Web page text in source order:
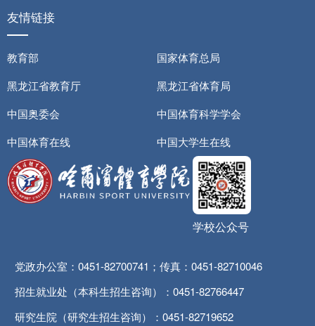
友情链接
教育部
国家体育总局
黑龙江省教育厅
黑龙江省体育局
中国奥委会
中国体育科学学会
中国体育在线
中国大学生在线
学校公众号
党政办公室：0451-82700741；传真：0451-82710046
招生就业处（本科生招生咨询）：0451-82766447
研究生院（研究生招生咨询）：0451-82719652